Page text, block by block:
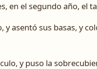
en el segundo año, el
asentó sus basas, y
y puso la